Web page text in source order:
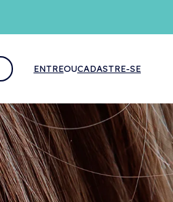
ENTREOUCADASTRE-SE